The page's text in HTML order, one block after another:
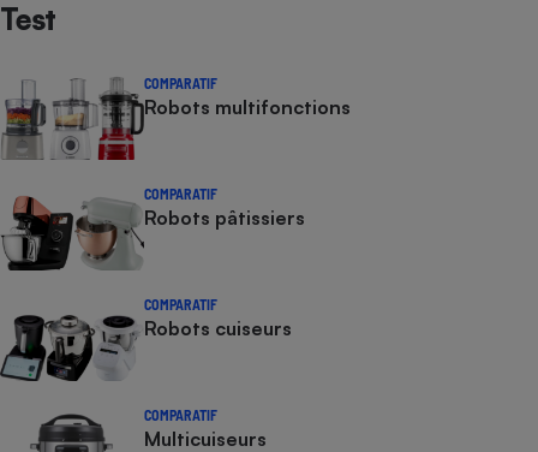
Test
COMPARATIF
Robots multifonctions
COMPARATIF
Robots pâtissiers
COMPARATIF
Robots cuiseurs
COMPARATIF
Multicuiseurs